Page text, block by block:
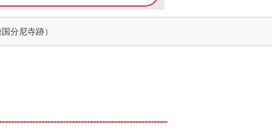
分尼寺跡）